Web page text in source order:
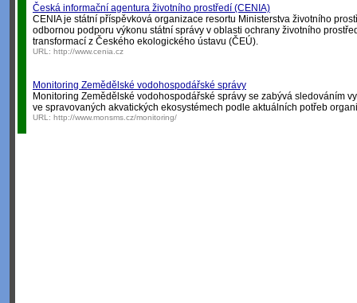
Česká informační agentura životního prostředí (CENIA)
CENIA je státní příspěvková organizace resortu Ministerstva životního
odbornou podporu výkonu státní správy v oblasti ochrany životního
transformací z Českého ekologického ústavu (ČEÚ).
URL: http://www.cenia.cz
Monitoring Zemědělské vodohospodářské správy
Monitoring Zemědělské vodohospodářské správy se zabývá sledováním
ve spravovaných akvatických ekosystémech podle aktuálních potřeb
URL: http://www.monsms.cz/monitoring/